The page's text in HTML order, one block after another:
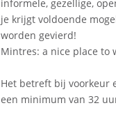
informele, gezellige,
je krijgt voldoende
worden gevierd!
Mintres: a nice place to
Het betreft bij voorkeur
een minimum van 32